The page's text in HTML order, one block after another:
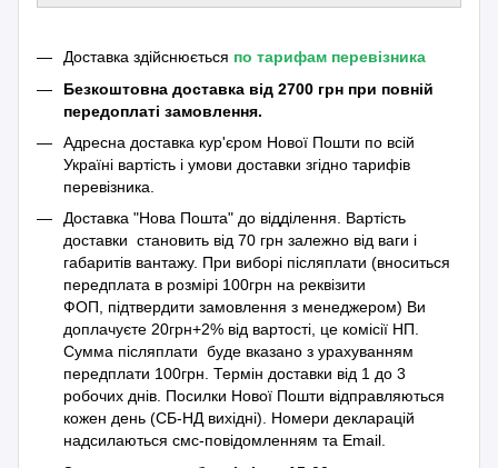
Доставка здійснюється по тарифам перевізника
Безкоштовна доставка від 2700 грн при повній
передоплаті замовлення.
Адресна доставка кур'єром Нової Пошти по всій
Україні вартість і умови доставки згідно тарифів
перевізника.
Доставка "Нова Пошта" до відділення. Вартість
доставки становить від 70 грн залежно від ваги і
габаритів вантажу. При виборі післяплати (вноситься
передплата в розмірі 100грн на реквізити
ФОП, підтвердити замовлення з менеджером) Ви
доплачуєте 20грн+2% від вартості, це комісії НП.
Сумма післяплати буде вказано з урахуванням
передплати 100грн. Термін доставки від 1 до 3
робочих днів. Посилки Нової Пошти відправляються
кожен день (СБ-НД вихідні). Номери декларацій
надсилаються смс-повідомленням та Emаil.